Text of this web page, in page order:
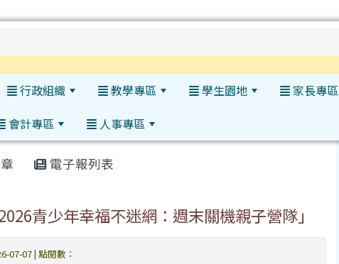
行政組織 教學專區 學生園地 家長專區
會計專區 人事專區
電子報列表
青少年幸福不迷網：週末關機親子營隊」
07-07 | 點閱數：